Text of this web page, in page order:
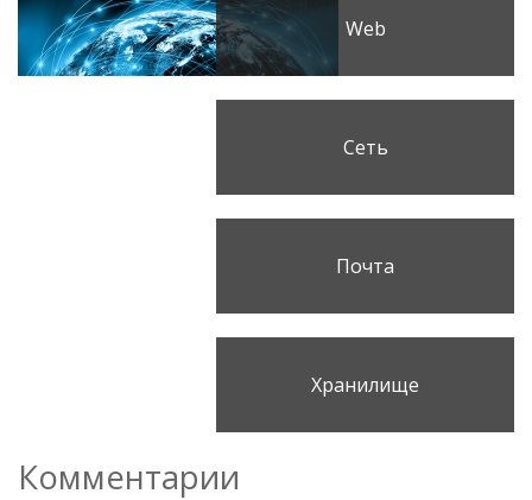
Web
Сеть
Почта
Хранилище
Комментарии